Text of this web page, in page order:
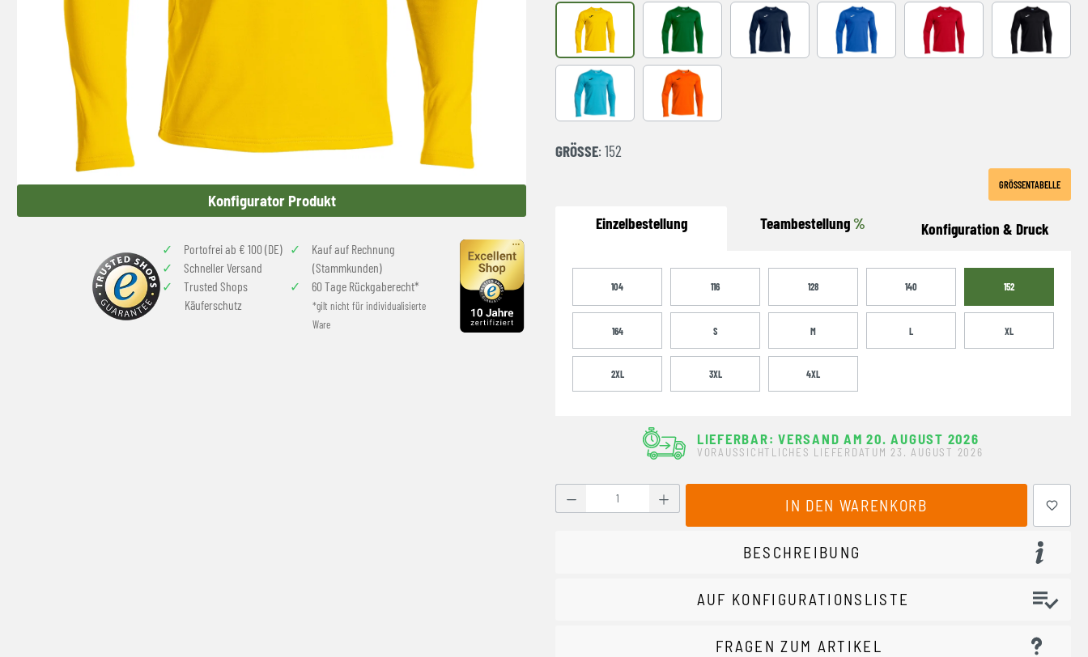
Konfigurator Produkt
Portofrei ab € 100 (DE)
Schneller Versand
Trusted Shops
Käuferschutz
Kauf auf Rechnung
(Stammkunden)
60 Tage Rückgaberecht*
*gilt nicht für individualisierte
Ware
GELB GRÜN MARINEBLAU ROYALBLAU schwarz
Türkis orange
GRÖSSE : 152
GRÖSSENTABELLE
Einzelbestellung Teambestellung % Konfiguration & Druck
104 116 128 140 152
164 S M L XL
2XL 3XL 4XL
LIEFERBAR: VERSAND AM 20. AUGUST 2026
VORAUSSICHTLICHES LIEFERDATUM 23. AUGUST 2026
Produkt Anzahl: Gib den gewünschten Wert ein oder benutze die Schaltflächen
IN DEN WARENKORB
BESCHREIBUNG
AUF KONFIGURATIONSLISTE
FRAGEN ZUM ARTIKEL